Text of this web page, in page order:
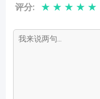
评分: ★ ★ ★ ★ ★